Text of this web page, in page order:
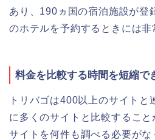
あり、190ヵ国の宿泊施設が登
のホテルを予約するときには非
料金を比較する時間を短縮で
トリバゴは400以上のサイトと
に多くのサイトと比較するこ
サイトを何件も調べる必要がな